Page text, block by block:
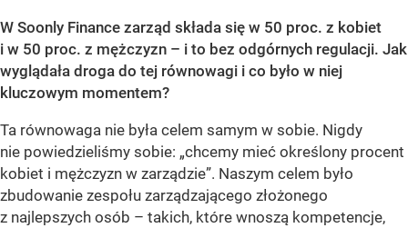
W Soonly Finance zarząd składa się w 50 proc. z kobiet
i w 50 proc. z mężczyzn – i to bez odgórnych regulacji. Jak
wyglądała droga do tej równowagi i co było w niej
kluczowym momentem?
Ta równowaga nie była celem samym w sobie. Nigdy
nie powiedzieliśmy sobie: „chcemy mieć określony procent
kobiet i mężczyzn w zarządzie”. Naszym celem było
zbudowanie zespołu zarządzającego złożonego
z najlepszych osób – takich, które wnoszą kompetencje,